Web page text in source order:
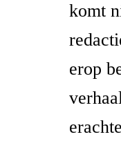
komt
erop